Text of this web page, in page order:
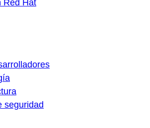
Red Hat
seguridad